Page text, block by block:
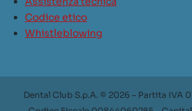
Codice etico
Whistleblowing
Dental Club S.p.A. © 2026 – Partita IVA